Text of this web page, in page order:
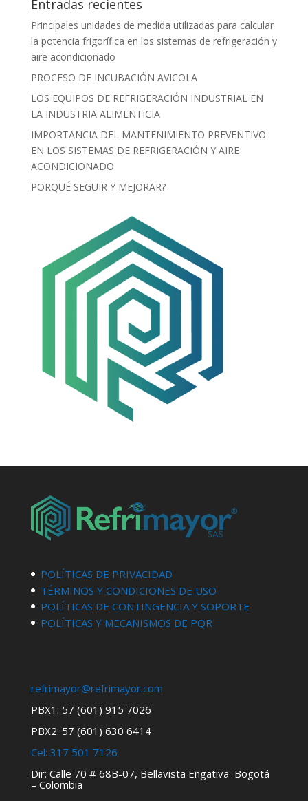
Entradas recientes
Principales unidades de medida utilizadas para calcular
la potencia frigorífica en los sistemas de refrigeración y
aire acondicionado
PROCESO DE INCUBACIÓN AVICOLA
LOS EQUIPOS DE REFRIGERACIÓN INDUSTRIAL EN
LA INDUSTRIA ALIMENTICIA
IMPORTANCIA DEL MANTENIMIENTO PREVENTIVO
EN LOS SISTEMAS DE REFRIGERACIÓN Y AIRE
ACONDICIONADO
PORQUÉ SEGUIR Y MEJORAR?
POLÍTICAS DE PRIVACIDAD
TÉRMINOS Y CONDICIONES DE USO
POLÍTICAS DE CONTINGENCIA Y SOPORTE
POLÍTICAS Y MECANISMOS DE PQR
refrimayor@refrimayor.com
PBX1: 57 (601) 915 7026
PBX2: 57 (601) 630 6414
Cel: 317 501 7126
Dir: Calle 70 # 68B-07, Bellavista Engativa Bogotá
– Colombia